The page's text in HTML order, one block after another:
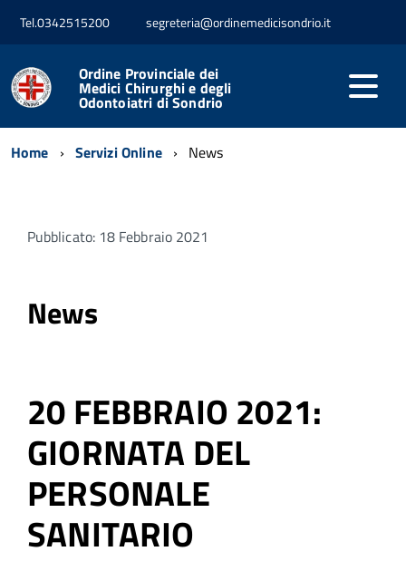
Tel.0342515200 segreteria@ordinemedicisondrio.it
Ordine Provinciale dei
Medici Chirurghi e degli
Odontoiatri di Sondrio
Home Servizi Online News
Pubblicato: 18 Febbraio 2021
News
20 FEBBRAIO 2021:
GIORNATA DEL
PERSONALE
SANITARIO